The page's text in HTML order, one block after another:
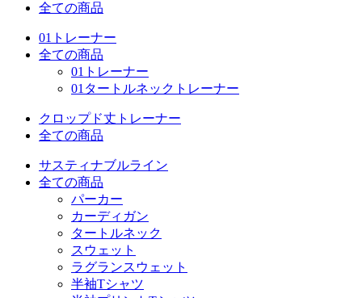
全ての商品
01トレーナー
全ての商品
01トレーナー
01タートルネックトレーナー
クロップド丈トレーナー
全ての商品
サスティナブルライン
全ての商品
パーカー
カーディガン
タートルネック
スウェット
ラグランスウェット
半袖Tシャツ